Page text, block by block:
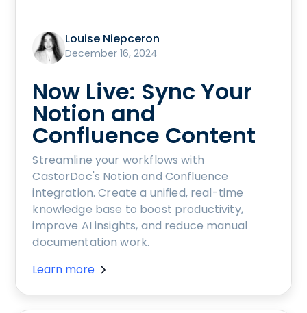
Louise Niepceron
December 16, 2024
Now Live: Sync Your
Notion and
Confluence Content
Streamline your workflows with
CastorDoc's Notion and Confluence
integration. Create a unified, real-time
knowledge base to boost productivity,
improve AI insights, and reduce manual
documentation work.
Learn more